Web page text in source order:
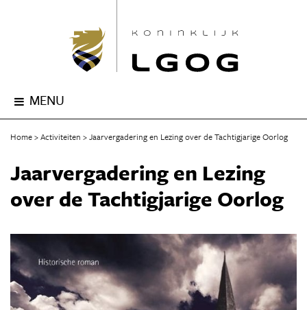
MENU
Home Activiteiten Jaarvergadering en Lezing over de Tachtigjarige Oorlog
Jaarvergadering en Lezing
over de Tachtigjarige Oorlog